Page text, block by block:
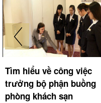
Tìm hiểu về công việc
trưởng bộ phận buồng
phòng khách sạn